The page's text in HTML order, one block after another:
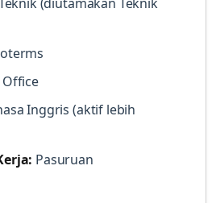
Office
Inggris (aktif lebih
Pasuruan